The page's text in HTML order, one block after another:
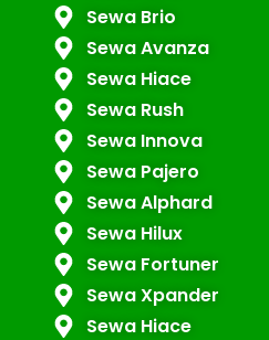
Sewa Brio
Sewa Avanza
Sewa Hiace
Sewa Rush
Sewa Innova
Sewa Pajero
Sewa Alphard
Sewa Hilux
Sewa Fortuner
Sewa Xpander
Sewa Hiace